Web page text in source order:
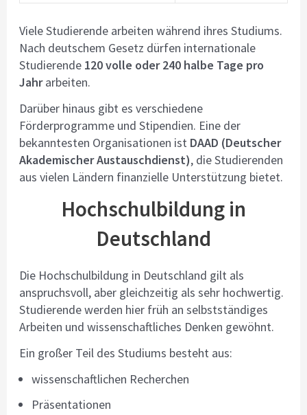
Viele Studierende arbeiten während ihres Studiums.
Nach deutschem Gesetz dürfen internationale
Studierende 120 volle oder 240 halbe Tage pro
Jahrarbeiten.
Darüber hinaus gibt es verschiedene
Förderprogramme und Stipendien. Eine der
bekanntesten Organisationen ist DAAD (Deutscher
Akademischer Austauschdienst), die Studierenden
aus vielen Ländern finanzielle Unterstützung bietet.
Hochschulbildung in
Deutschland
Die Hochschulbildung in Deutschland gilt als
anspruchsvoll, aber gleichzeitig als sehr hochwertig.
Studierende werden hier früh an selbstständiges
Arbeiten und wissenschaftliches Denken gewöhnt.
Ein großer Teil des Studiums besteht aus:
wissenschaftlichen Recherchen
Präsentationen